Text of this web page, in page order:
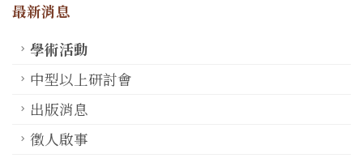
最新消息
學術活動
中型以上研討會
出版消息
徵人啟事